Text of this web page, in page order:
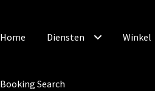
Home Diensten Winkel
Booking Search